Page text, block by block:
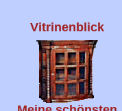
Vitrinenblick